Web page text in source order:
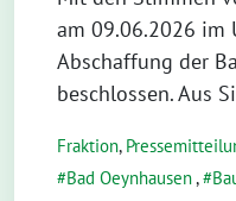
am 09.06.2026 im
Abschaffung der
beschlossen. Aus
Fraktion,
Bad Oeynhausen,